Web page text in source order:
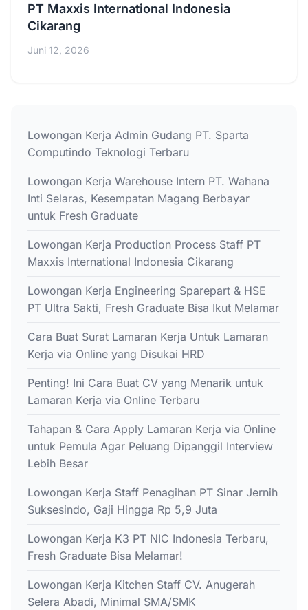
PT Maxxis International Indonesia
Cikarang
Juni 12, 2026
Lowongan Kerja Admin Gudang PT. Sparta
Computindo Teknologi Terbaru
Lowongan Kerja Warehouse Intern PT. Wahana
Inti Selaras, Kesempatan Magang Berbayar
untuk Fresh Graduate
Lowongan Kerja Production Process Staff PT
Maxxis International Indonesia Cikarang
Lowongan Kerja Engineering Sparepart & HSE
PT Ultra Sakti, Fresh Graduate Bisa Ikut Melamar
Cara Buat Surat Lamaran Kerja Untuk Lamaran
Kerja via Online yang Disukai HRD
Penting! Ini Cara Buat CV yang Menarik untuk
Lamaran Kerja via Online Terbaru
Tahapan & Cara Apply Lamaran Kerja via Online
untuk Pemula Agar Peluang Dipanggil Interview
Lebih Besar
Lowongan Kerja Staff Penagihan PT Sinar Jernih
Suksesindo, Gaji Hingga Rp 5,9 Juta
Lowongan Kerja K3 PT NIC Indonesia Terbaru,
Fresh Graduate Bisa Melamar!
Lowongan Kerja Kitchen Staff CV. Anugerah
Selera Abadi, Minimal SMA/SMK